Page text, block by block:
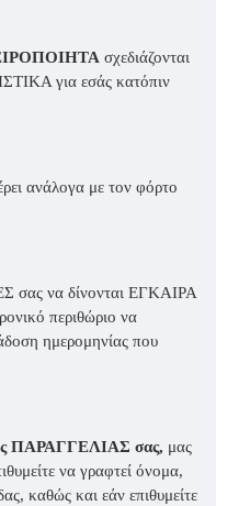
σχεδιάζονται
για εσάς κατόπιν
ανάλογα με τον φόρτο
σας να δίνονται ΕΓΚΑΙΡΑ
περιθώριο να
ημερομηνίας που
ΠΑΡΑΓΓΕΛΙΑΣ σας, μας
να γραφτεί όνομα,
καθώς και εάν επιθυμείτε